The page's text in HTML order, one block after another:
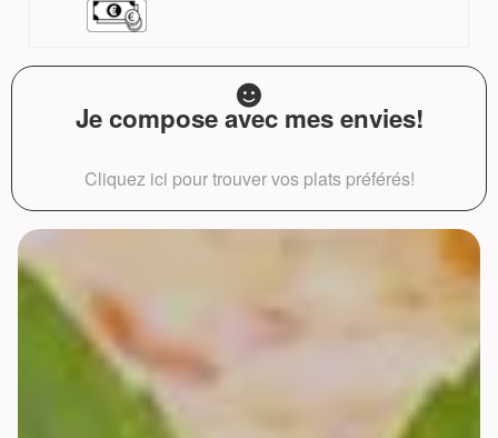
Je compose avec mes envies!
Cliquez ici pour trouver vos plats préférés!